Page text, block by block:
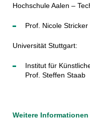
Hochschule Aalen –
Prof. Nicole Stricker
Universität Stuttgart:
Institut für
Prof. Steffen Staab
Weitere